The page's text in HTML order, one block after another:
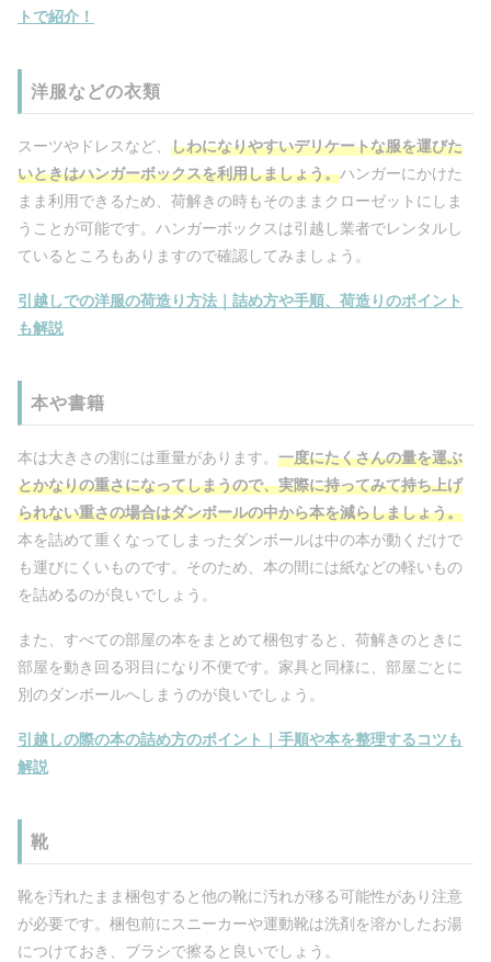
トで紹介！
洋服などの衣類
スーツやドレスなど、 しわになりやすいデリケートな服を運びた
いときはハンガーボックスを利用しましょう。ハンガーにかけた
まま利用できるため、荷解きの時もそのままクローゼットにしま
うことが可能です。ハンガーボックスは引越し業者でレンタルし
ているところもありますので確認してみましょう。
引越しでの洋服の荷造り方法｜詰め方や手順、荷造りのポイント
も解説
本や書籍
本は大きさの割には重量があります。 一度にたくさんの量を運ぶ
とかなりの重さになってしまうので、実際に持ってみて持ち上げ
られない重さの場合はダンボールの中から本を減らしましょう。
本を詰めて重くなってしまったダンボールは中の本が動くだけで
も運びにくいものです。そのため、本の間には紙などの軽いもの
を詰めるのが良いでしょう。
また、すべての部屋の本をまとめて梱包すると、荷解きのときに
部屋を動き回る羽目になり不便です。家具と同様に、部屋ごとに
別のダンボールへしまうのが良いでしょう。
引越しの際の本の詰め方のポイント｜手順や本を整理するコツも
解説
靴
靴を汚れたまま梱包すると他の靴に汚れが移る可能性があり注意
が必要です。梱包前にスニーカーや運動靴は洗剤を溶かしたお湯
につけておき、ブラシで擦ると良いでしょう。